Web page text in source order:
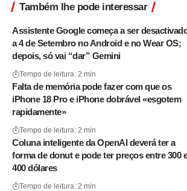
Também lhe pode interessar
Assistente Google começa a ser
a 4 de Setembro no Android e no Wear OS;
depois, só vai “dar” Gemini
Tempo de leitura: 2 min
Falta de memória pode fazer com que os
iPhone 18 Pro e iPhone dobrável «esgotem
rapidamente»
Tempo de leitura: 2 min
Coluna inteligente da OpenAI deverá ter a
forma de donut e pode ter preços entre 300 e
400 dólares
Tempo de leitura: 2 min